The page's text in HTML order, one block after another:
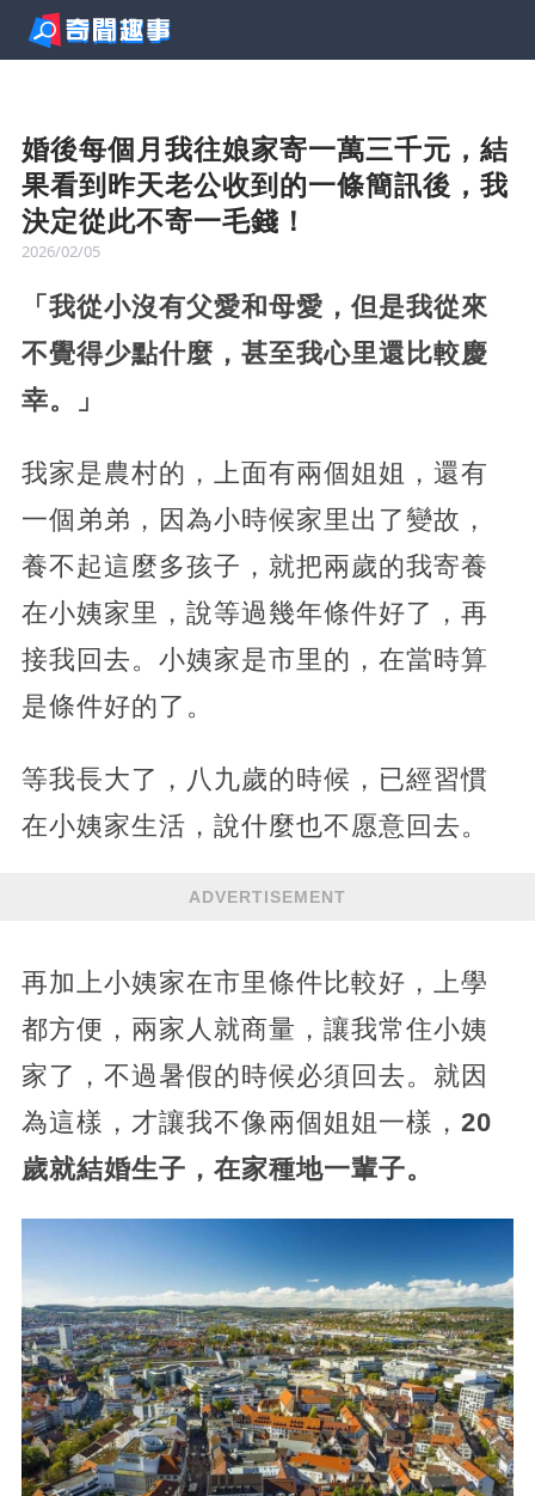
婚後每個月我往娘家寄一萬三千元，結
果看到昨天老公收到的一條簡訊後，我
決定從此不寄一毛錢！
2026/02/05
「我從小沒有父愛和母愛，但是我從來
不覺得少點什麼，甚至我心里還比較慶
幸。」
我家是農村的，上面有兩個姐姐，還有
一個弟弟，因為小時候家里出了變故，
養不起這麼多孩子，就把兩歲的我寄養
在小姨家里，說等過幾年條件好了，再
接我回去。小姨家是市里的，在當時算
是條件好的了。
等我長大了，八九歲的時候，已經習慣
在小姨家生活，說什麼也不愿意回去。
ADVERTISEMENT
再加上小姨家在市里條件比較好，上學
都方便，兩家人就商量，讓我常住小姨
家了，不過暑假的時候必須回去。就因
為這樣，才讓我不像兩個姐姐一樣， 20
歲就結婚生子，在家種地一輩子。